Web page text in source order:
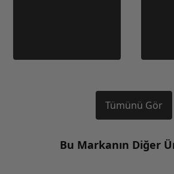
Tümünü Gör
Bu Markanın Diğer